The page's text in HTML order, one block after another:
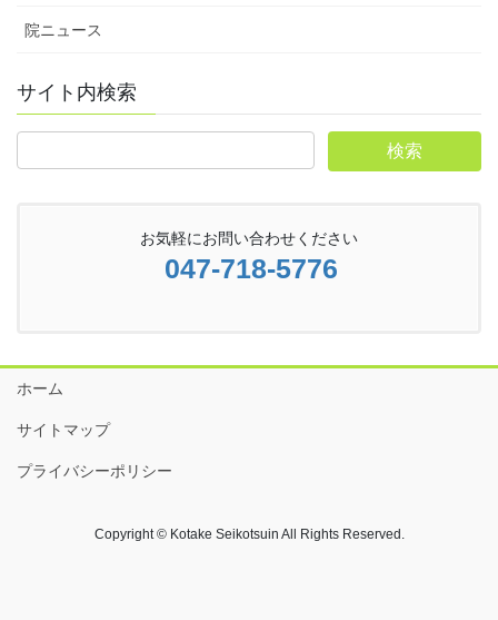
院ニュース
サイト内検索
お気軽にお問い合わせください
047-718-5776
ホーム
サイトマップ
プライバシーポリシー
Copyright © Kotake Seikotsuin All Rights Reserved.